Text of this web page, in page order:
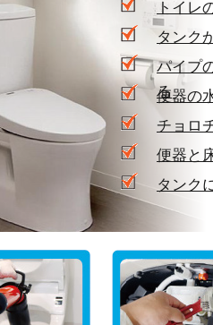
トイレ
タンク
パイプ
る
便器の
チョロ
便器と
タンク